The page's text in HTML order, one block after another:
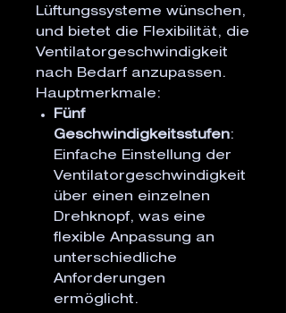
Lüftungssysteme wünschen,
und bietet die Flexibilität, die
Ventilatorgeschwindigkeit
nach Bedarf anzupassen.
Hauptmerkmale:
Fünf
Geschwindigkeitsstufen:
Einfache Einstellung der
Ventilatorgeschwindigkeit
über einen einzelnen
Drehknopf, was eine
flexible Anpassung an
unterschiedliche
Anforderungen
ermöglicht.